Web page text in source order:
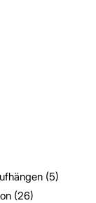
(5)
(26)